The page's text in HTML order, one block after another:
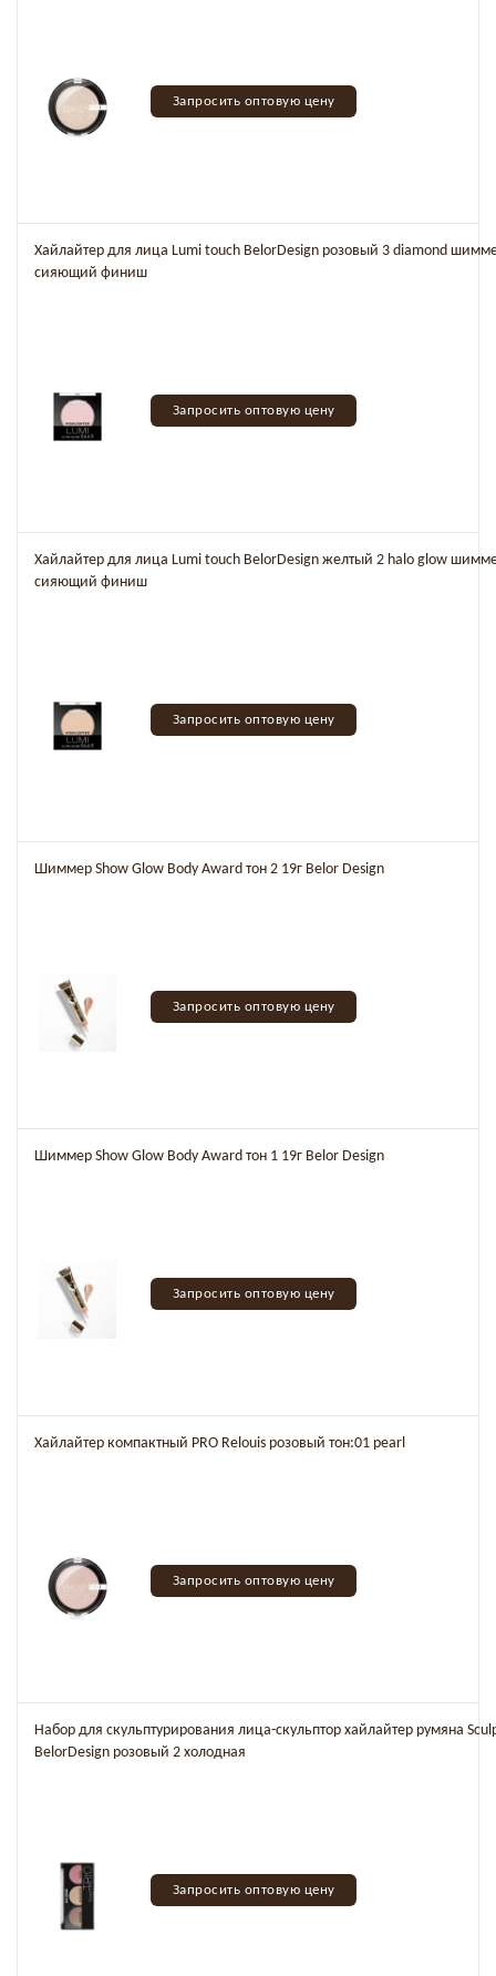
Запросить оптовую цену
Хайлайтер для лица Lumi touch BelorDesign розовый 3 diamond
сияющий финиш
Запросить оптовую цену
Хайлайтер для лица Lumi touch BelorDesign желтый 2 halo glow
сияющий финиш
Запросить оптовую цену
Шиммер Show Glow Body Award тон 2 19г Belor Design
Запросить оптовую цену
Шиммер Show Glow Body Award тон 1 19г Belor Design
Запросить оптовую цену
Хайлайтер компактный PRO Relouis розовый тон:01 pearl
Запросить оптовую цену
Набор для скульптурирования лица-скульптор хайлайтер румяна
BelorDesign розовый 2 холодная
Запросить оптовую цену